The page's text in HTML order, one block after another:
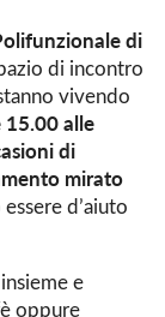
di
di incontro
vivendo
15.00 alle
di
mirato
d’aiuto
e
oppure